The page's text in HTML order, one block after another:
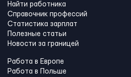
Найти работника
Справочник профессий
Статистика зарплат
Полезные статьи
Новости за границей
Работа в Европе
Работа в Польше